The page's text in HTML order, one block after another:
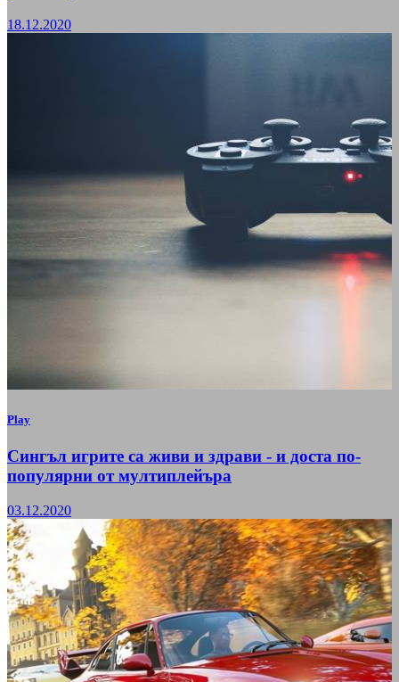
18.12.2020
Play
Сингъл игрите са живи и здрави - и доста по-
популярни от мултиплейъра
03.12.2020